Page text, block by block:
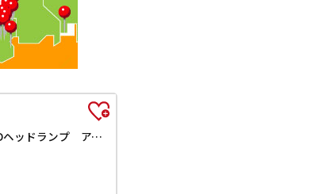
ストライプスG 届出済未使用車 禁煙車 バックカメラ 両側電動スライドドア クリアランスソナー 衝突被害軽減システム オートライト LEDヘッドランプ アイドリングストップ 電動格納ミラー シートヒーター